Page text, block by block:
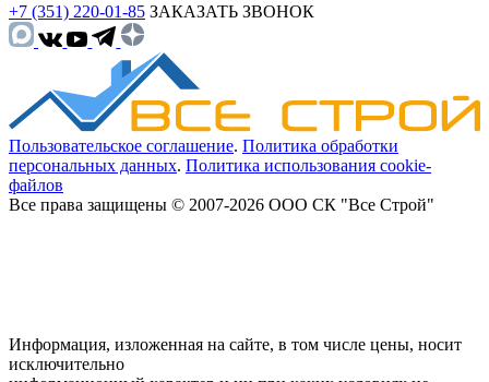
+7 (351) 220-01-85 ЗАКАЗАТЬ ЗВОНОК
Пользовательское соглашение. Политика обработки
персональных данных. Политика использования cookie-
файлов
Все права защищены © 2007-2026 ООО СК "Все Строй"
Информация, изложенная на сайте, в том числе цены, носит
исключительно